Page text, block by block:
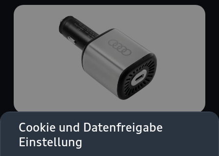
Cookie und Datenfreigabe
Einstellung
USB Power-Ladegerät
USB Power-Ladegerät für schnelles und